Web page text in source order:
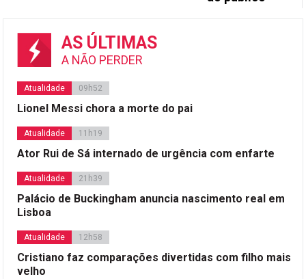
AS ÚLTIMAS
A NÃO PERDER
Atualidade 09h52
Lionel Messi chora a morte do pai
Atualidade 11h19
Ator Rui de Sá internado de urgência com enfarte
Atualidade 21h39
Palácio de Buckingham anuncia nascimento real em
Lisboa
Atualidade 12h58
Cristiano faz comparações divertidas com filho mais
velho